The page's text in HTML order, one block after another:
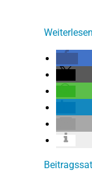
Weiterlesen